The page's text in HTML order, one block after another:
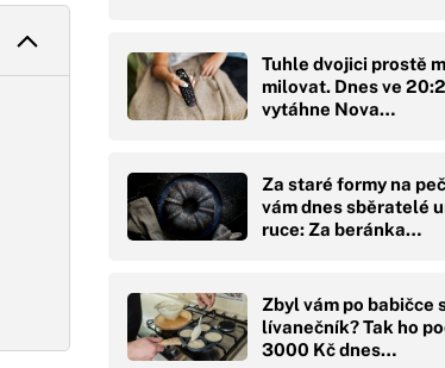
Tuhle dvojici prostě
milovat. Dnes ve
vytáhne Nova…
Za staré formy na
vám dnes sběratelé
ruce: Za beránka…
Zbyl vám po babičce
lívanečník? Tak ho
3000 Kč dnes…